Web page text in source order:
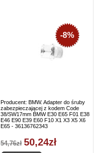
Producent: BMW. Adapter do śruby
zabezpieczającej z kodem Code
38/SW17mm BMW E30 E65 F01 E38
E46 E90 E39 E60 F10 X1 X3 X5 X6
E65 - 36136762343
-8%
54,76zł 50,24zł